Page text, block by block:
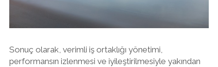
Sonuç olarak, verimli iş ortaklığı yönetimi,
performansın izlenmesi ve iyileştirilmesiyle yakından